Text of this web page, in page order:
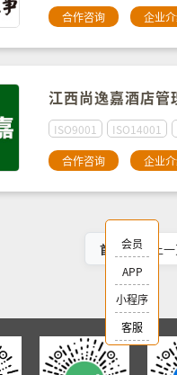
合作咨询 企业
江西尚逸嘉酒店管
ISO9001 ISO14001
合作咨询 企业
首页 上
会员
APP
小程序
客服